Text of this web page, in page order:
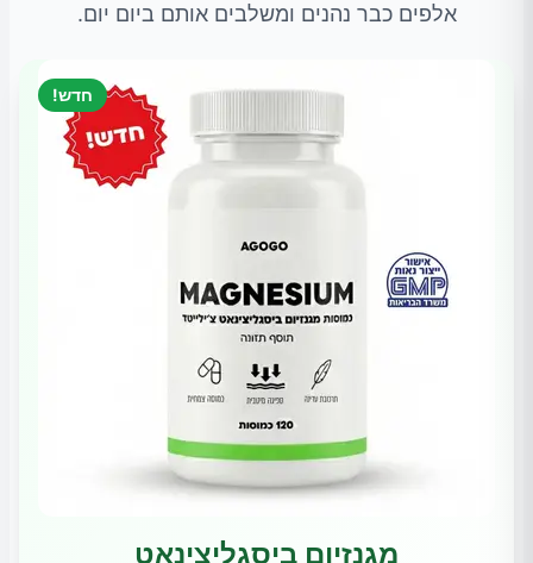
אלפים כבר נהנים ומשלבים אותם ביום יום.
חדש!
מגנזיום ביסגליצינאט